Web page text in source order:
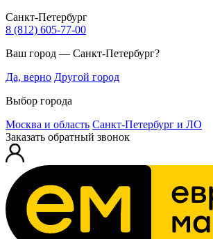
Санкт-Петербург
8 (812) 605-77-00
Ваш город — Санкт-Петербург?
Да, верно Другой город
Выбор города
Москва и область Санкт-Петербург и ЛО
Заказать обратный звонок